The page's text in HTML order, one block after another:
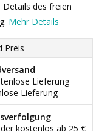
Details des freien
Mehr Details
Preis
Lieferung
Lieferung
kostenlos ab 25 €